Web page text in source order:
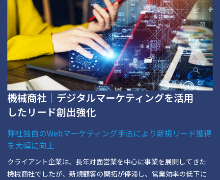
機械商社｜デジタルマーケティングを活用
したリード創出強化
弊社独自のWebマーケティング手法により新規リード獲得
を大幅に向上
クライアント企業は、長年対面営業を中心に事業を展開してきた
機械商社でしたが、新規顧客の開拓が停滞し、営業効率の低下に